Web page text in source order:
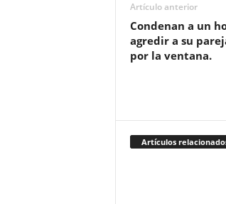
Artículo anterior
Condenan a un
agredir a su
por la ventana.
Artículos